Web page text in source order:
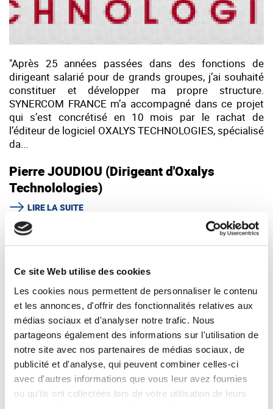
Ce site Web utilise des cookies
Les cookies nous permettent de personnaliser le contenu
et les annonces, d'offrir des fonctionnalités relatives aux
médias sociaux et d'analyser notre trafic. Nous
partageons également des informations sur l'utilisation de
notre site avec nos partenaires de médias sociaux, de
publicité et d'analyse, qui peuvent combiner celles-ci
avec d'autres informations que vous leur avez fournies
ou qu'ils ont collectées lors de votre utilisation de leurs
"Après 25 années passées dans des fonctions de
dirigeant salarié pour de grands groupes, j’ai souhaité
constituer et développer ma propre structure.
SYNERCOM FRANCE m’a accompagné dans ce projet
qui s’est concrétisé en 10 mois par le rachat de
l’éditeur de logiciel OXALYS TECHNOLOGIES, spécialisé
da...
Pierre JOUDIOU (Dirigeant d'Oxalys
Technolologies)
LIRE LA SUITE